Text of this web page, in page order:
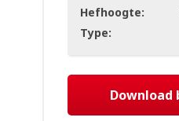
Hefhoogte:
Type:
Download